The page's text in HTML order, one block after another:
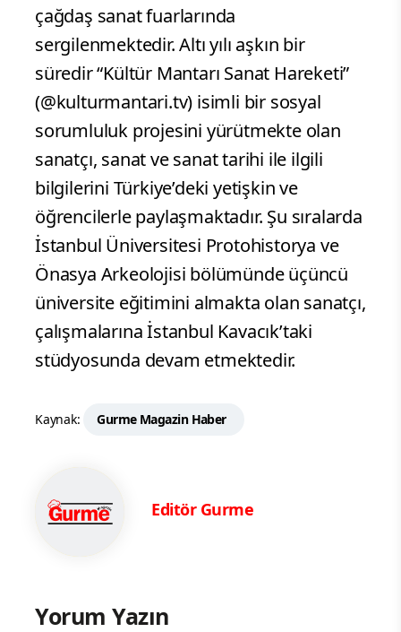
çağdaş sanat fuarlarında
sergilenmektedir. Altı yılı aşkın bir
süredir “Kültür Mantarı Sanat Hareketi”
(@kulturmantari.tv) isimli bir sosyal
sorumluluk projesini yürütmekte olan
sanatçı, sanat ve sanat tarihi ile ilgili
bilgilerini Türkiye’deki yetişkin ve
öğrencilerle paylaşmaktadır. Şu sıralarda
İstanbul Üniversitesi Protohistorya ve
Önasya Arkeolojisi bölümünde üçüncü
üniversite eğitimini almakta olan sanatçı,
çalışmalarına İstanbul Kavacık’taki
stüdyosunda devam etmektedir.
Kaynak: Gurme Magazin Haber
Editör Gurme
Yorum Yazın